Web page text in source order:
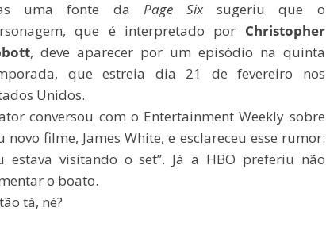
uma fonte da Page Sixsugeriu que o
que é interpretado por Christopher
, deve aparecer por um episódio na quinta
que estreia dia 21 de fevereiro nos
Unidos.
conversou com o Entertainment Weekly sobre
novo filme, James White, e esclareceu esse rumor:
estava visitando o set”. Já a HBO preferiu não
o boato.
tá, né?